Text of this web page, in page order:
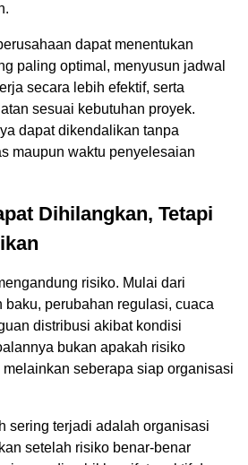
dapat menentukan
paling optimal, menyusun jadwal
secara lebih efektif, serta
sesuai kebutuhan proyek.
dapat dikendalikan tanpa
maupun waktu penyelesaian
Dihilangkan, Tetapi
risiko. Mulai dari
baku, perubahan regulasi, cuaca
distribusi akibat kondisi
bukan apakah risiko
seberapa siap organisasi
sering terjadi adalah organisasi
setelah risiko benar-benar